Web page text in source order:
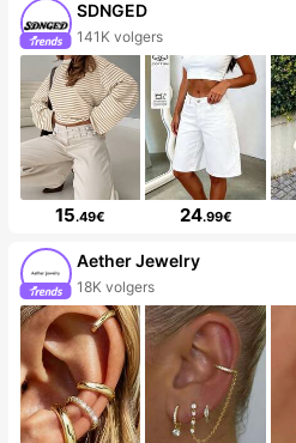
SDNGED
141K volgers
15.49€ 24.99€
Aether Jewelry
18K volgers